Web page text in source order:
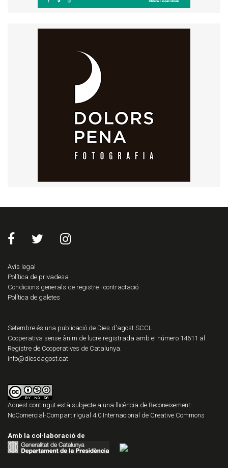
Avís legal
Política de privadesa
Condicions generals de registre i contractació
Política de galetes
Setembre és una publicació de Dies d'agost SCCL.
Cooperativa sense ànim de lucre registrada amb el número 14611 al
Registre de Cooperatives de Catalunya.
info@diesdagost.cat
Aquest contingut està subjecte a una llicència de Reconeixement-
NoComercial-CompartirIgual 4.0 Internacional de Creative Commons
Amb la col·laboració de